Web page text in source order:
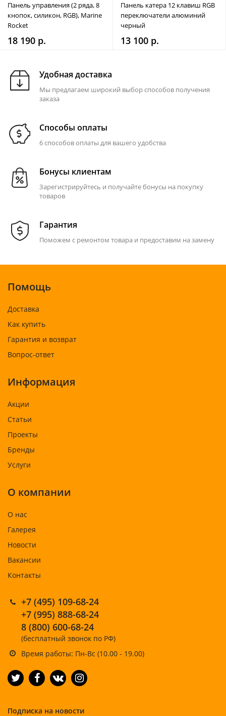
Панель управления (2 ряда, 8
кнопок, силикон, RGB), Marine
Rocket
18 190 р.
Панель катера 12 клавиш RGB
переключатели алюминий
черный
13 100 р.
Удобная доставка
Мы предлагаем широкий выбор способов получения
заказа
Способы оплаты
6 способов оплаты для вашего удобства
Бонусы клиентам
Зарегистрируйтесь и получайте бонусы на покупку
товаров
Гарантия
Поможем с ремонтом товара и предоставим на замену
Помощь
Доставка
Как купить
Гарантия и возврат
Вопрос-ответ
Информация
Акции
Статьи
Проекты
Бренды
Услуги
О компании
О нас
Галерея
Новости
Вакансии
Контакты
+7 (495) 109-68-24
+7 (995) 888-68-24
8 (800) 600-68-24
(бесплатный звонок по РФ)
Время работы: Пн-Вс (10.00 - 19.00)
Подписка на новости